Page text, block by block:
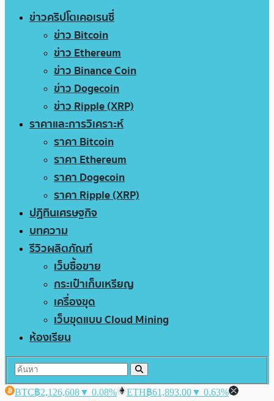
ข่าวคริปโตเคอเรนซี่
ข่าว Bitcoin
ข่าว Ethereum
ข่าว Binance Coin
ข่าว Dogecoin
ข่าว Ripple (XRP)
ราคาและการวิเคราะห์
ราคา Bitcoin
ราคา Ethereum
ราคา Dogecoin
ราคา Ripple (XRP)
ปฏิทินเศรษฐกิจ
บทความ
รีวิวผลิตภัณฑ์
เว็บซื้อขาย
กระเป๋าเก็บเหรียญ
เครื่องขุด
เว็บขุดแบบ Cloud Mining
ห้องเรียน
BTC฿2,126,608▼ 0.08% ETH฿61,893.00▼ 0.63%